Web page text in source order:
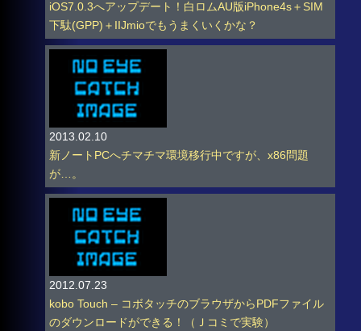
iOS7.0.3へアップデート！白ロムAU版iPhone4s＋SIM
下駄(GPP)＋IIJmioでもうまくいくかな？
2013.02.10
新ノートPCへチマチマ環境移行中ですが、x86問題
が…。
2012.07.23
kobo Touch – コボタッチのブラウザからPDFファイル
のダウンロードができる！（Ｊコミで実験）